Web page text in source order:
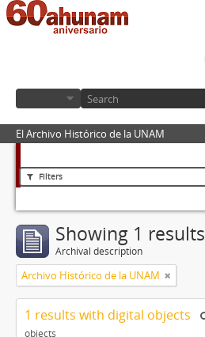
El Archivo Histórico de la UNAM
Filters
Showing 1 results
Archival description
Archivo Histórico de la UNAM
1 results with digital objects
objects